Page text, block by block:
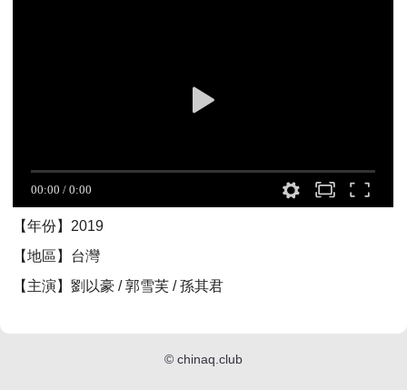
【年份】2019
【地區】台灣
【主演】劉以豪 / 郭雪芙 / 孫其君
© chinaq.club